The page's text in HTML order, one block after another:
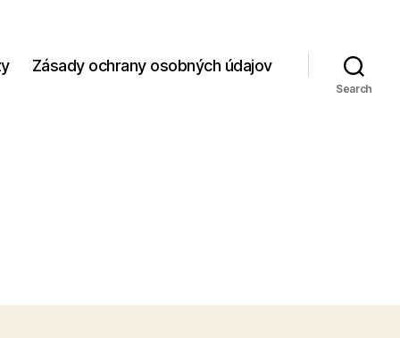
Zásady ochrany osobných údajov
Search